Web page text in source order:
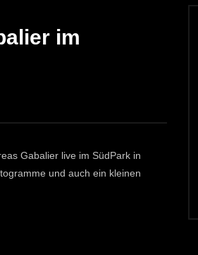
Später Ansehen
05:32im
Gabalier live im SüdPark in
und auch ein kleinen